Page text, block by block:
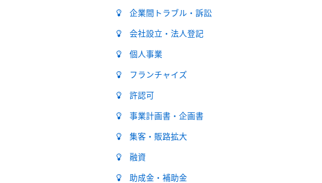
企業間トラブル・訴訟
会社設立・法人登記
個人事業
フランチャイズ
許認可
事業計画書・企画書
集客・販路拡大
融資
助成金・補助金